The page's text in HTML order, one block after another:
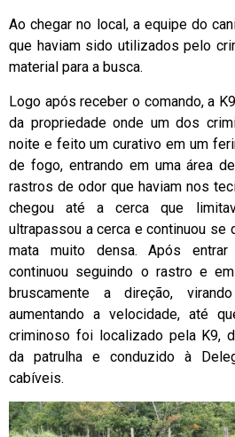
Ao chegar no local, a equipe do
que haviam sido utilizados pelo
material para a busca.
Logo após receber o comando, a
da propriedade onde um dos
noite e feito um curativo em um
de fogo, entrando em uma área
rastros de odor que haviam nos
chegou até a cerca que
ultrapassou a cerca e continuou se
mata muito densa. Após
continuou seguindo o rastro e
bruscamente a direção,
aumentando a velocidade, até
criminoso foi localizado pela K9,
da patrulha e conduzido à
cabíveis.